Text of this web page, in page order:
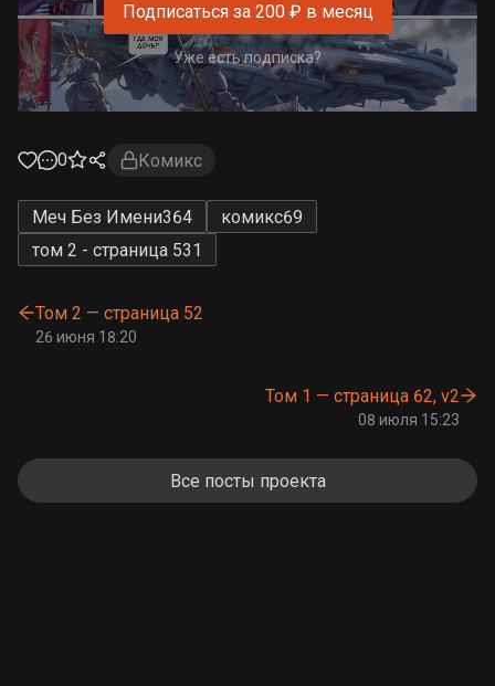
Подписаться за 200 ₽ в месяц
Уже есть подписка?
0 Комикс
Меч Без Имени364 комикс69
том 2 - страница 531
Том 2 — страница 52
26 июня 18:20
Том 1 — страница 62, v2
08 июля 15:23
Все посты проекта